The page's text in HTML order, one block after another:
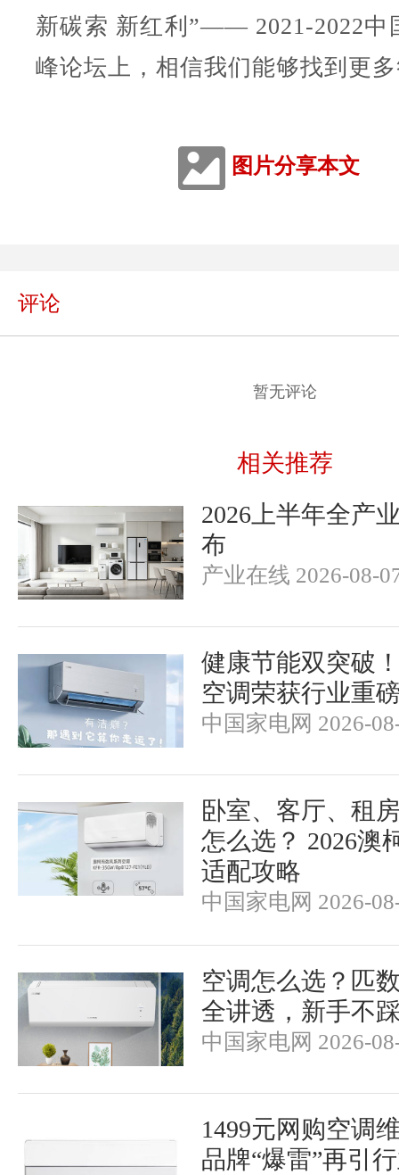
新碳索 新红利”—— 2021-2022中
峰论坛上，相信我们能够找到更
图片分享本文
评论
暂无评论
相关推荐
2026上半年全产
布
产业在线 2026-08-
健康节能双突破
空调荣获行业重
中国家电网 2026-
卧室、客厅、租
怎么选？ 2026澳
适配攻略
中国家电网 2026-
空调怎么选？匹
全讲透，新手不
中国家电网 2026-
1499元网购空调
品牌“爆雷”再引